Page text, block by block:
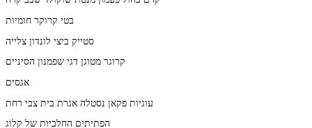
בטי קרוקר חומיות
סטייק ביצי לונדון צלייה
קרוגר מטוגן דגי שפמנון הסיניים
אגסים
עוגיות פקאן נסטלה אגרת בית צבי רחת
הפתיתים החלביות של קלוג